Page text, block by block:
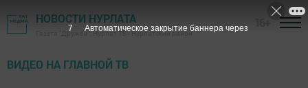
НОВОСТИ НУРЛАТА
Газета "Дружба", Нурлат ТВ - Нурлатский район
ВИДЕО НА ГЛАВНОЙ ТВ
6 Автоматическое закрытие баннера через